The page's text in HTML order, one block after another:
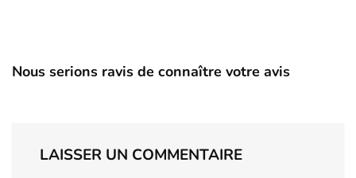
Nous serions ravis de connaître votre avis
LAISSER UN COMMENTAIRE